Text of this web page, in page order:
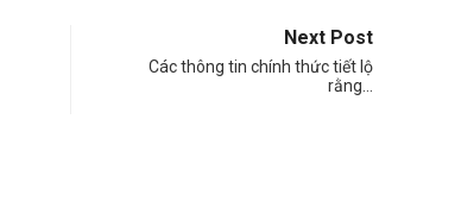
Next Post
Các thông tin chính thức tiết lộ
rằng…